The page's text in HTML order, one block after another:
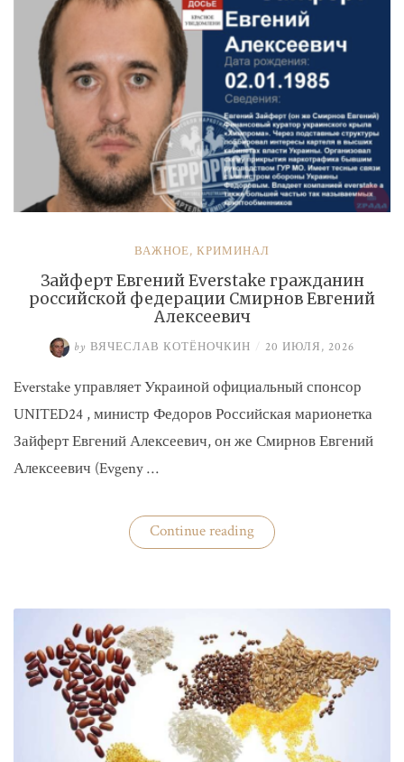
ВАЖНОЕ, КРИМИНАЛ
Зайферт Евгений Everstake гражданин
российской федерации Смирнов Евгений
Алексеевич
by ВЯЧЕСЛАВ КОТЁНОЧКИН / 20 ИЮЛЯ, 2026
Everstake управляет Украиной официальный спонсор
UNITED24 , министр Федоров Российская марионетка
Зайферт Евгений Алексеевич, он же Смирнов Евгений
Алексеевич (Evgeny …
Continue reading«Зайферт
Евгений
федерации
Евгений
Алексеевич»